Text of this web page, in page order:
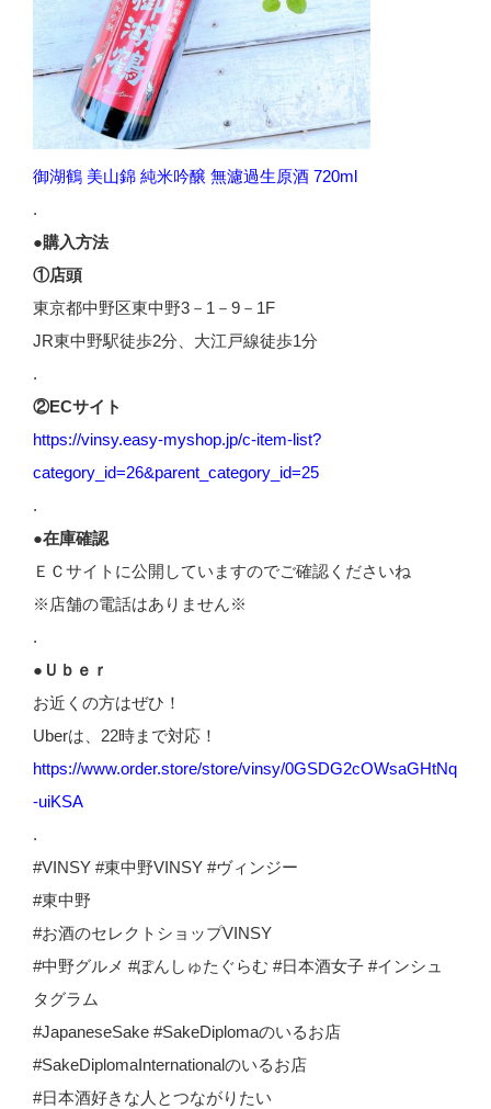
御湖鶴 美山錦 純米吟醸 無濾過生原酒 720ml
.
●購入方法
①店頭
東京都中野区東中野3－1－9－1F
JR東中野駅徒歩2分、大江戸線徒歩1分
.
②ECサイト
https://vinsy.easy-myshop.jp/c-item-list?
category_id=26&parent_category_id=25
.
●在庫確認
ＥＣサイトに公開していますのでご確認くださいね
※店舗の電話はありません※
.
●Ｕｂｅｒ
お近くの方はぜひ！
Uberは、22時まで対応！
https://www.order.store/store/vinsy/0GSDG2cOWsaGHtNq
-uiKSA
.
#VINSY #東中野VINSY #ヴィンジー
#東中野
#お酒のセレクトショップVINSY
#中野グルメ #ぽんしゅたぐらむ #日本酒女子 #インシュ
タグラム
#JapaneseSake #SakeDiplomaのいるお店
#SakeDiplomaInternationalのいるお店
#日本酒好きな人とつながりたい